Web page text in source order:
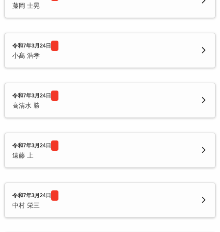
藤岡 士晃
令和7年3月24日
小髙 浩孝
令和7年3月24日
高清水 勝
令和7年3月24日
遠藤 上
令和7年3月24日
中村 栄三